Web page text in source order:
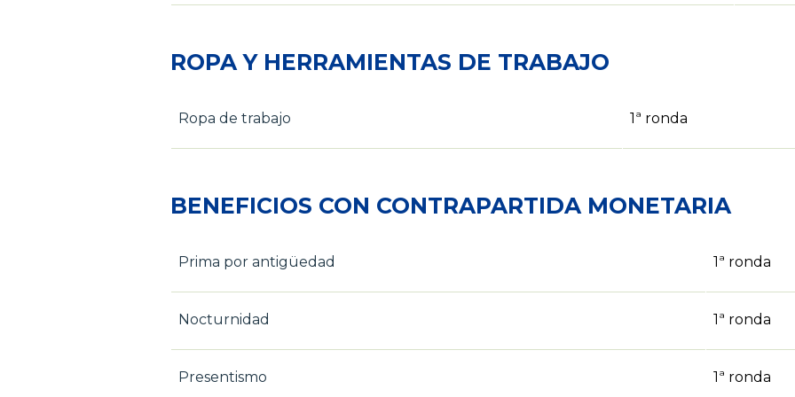
ROPA Y HERRAMIENTAS DE TRABAJO
Ropa de trabajo 1ª ronda
BENEFICIOS CON CONTRAPARTIDA MONETARIA
Prima por antigüedad 1ª ronda
Nocturnidad 1ª ronda
Presentismo 1ª ronda